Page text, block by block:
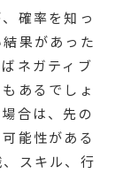
確率を知っ
果があった
ネガティブ
あるでしょ
合は、先の
能性がある
スキル、行